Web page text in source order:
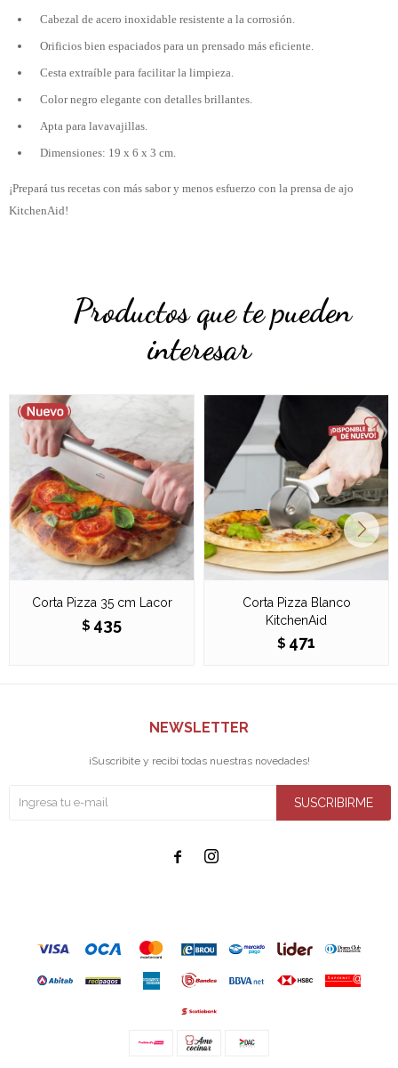
Cabezal de acero inoxidable resistente a la corrosión.
Orificios bien espaciados para un prensado más eficiente.
Cesta extraíble para facilitar la limpieza.
Color negro elegante con detalles brillantes.
Apta para lavavajillas.
Dimensiones: 19 x 6 x 3 cm.
¡Prepará tus recetas con más sabor y menos esfuerzo con la prensa de ajo
KitchenAid!
Productos que te pueden
interesar
Corta Pizza 35 cm Lacor
$ 435
Corta Pizza Blanco
KitchenAid
$ 471
NEWSLETTER
¡Suscribite y recibí todas nuestras novedades!
SUSCRIBIRME
 